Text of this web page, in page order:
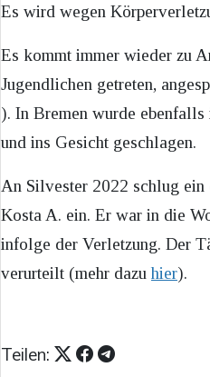
Es wird wegen
Es kommt immer wieder zu
Jugendlichen getreten,
). In Bremen wurde
und ins Gesicht geschlagen.
An Silvester 2022 schlug ein
Kosta A. ein. Er war in die
infolge der Verletzung. Der
verurteilt (mehr dazuhier).
Teilen: